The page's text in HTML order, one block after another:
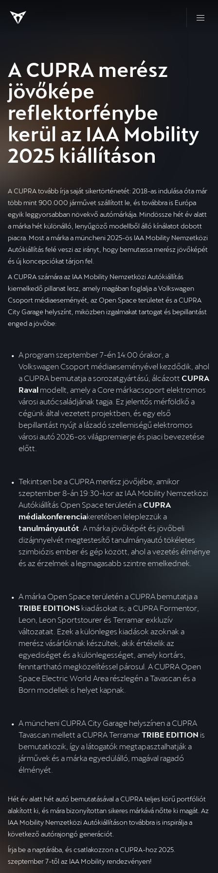
A CUPRA merész
jövőképe
reflektorfénybe
kerül az IAA Mobility
2025 kiállításon
A CUPRA tovább írja saját sikertörténetét: 2018-as indulása óta már
több mint 900.000 járművet szállított le, és továbbra is Európa
egyik leggyorsabban növekvő autómárkája. Mindössze hét év alatt
a márka hét különálló, lenyűgöző modellből álló kínálatot dobott
piacra. Most a márka a müncheni 2025-ös IAA Mobility Nemzetközi
Autókiállítás felé veszi az irányt, hogy bemutassa merész jövőképét
és új koncepciókat tárjon fel.
A CUPRA számára az IAA Mobility Nemzetközi Autókiállítás
kiemelkedő pillanat lesz, amely magában foglalja a Volkswagen
Csoport médiaeseményét, az Open Space területet és a CUPRA
City Garage helyszínt, miközben izgalmakat tartogat és bepillantást
enged a jövőbe:
A program szeptember 7-én 14:00 órakor, a
Volkswagen Csoport médiaeseményével kezdődik, ahol
a CUPRA bemutatja a sorozatgyártású, álcázott CUPRA
Raval modellt, amely a Core márkacsoport elektromos
városi autócsaládjának tagja. Ez jelentős mérföldkő a
cégünk által vezetett projektben, és egy első
bepillantást nyújt a lázadó szellemiségű elektromos
városi autó 2026-os világpremierje és piaci bevezetése
előtt.
Tekintsen be a CUPRA merész jövőjébe, amikor
szeptember 8-án 19:30-kor az IAA Mobility Nemzetközi
Autókiállítás Open Space területén a CUPRA
médiakonferencia
tanulmányautót . A márka jövőképét és jövőbeli
dizájnnyelvét megtestesítő tanulmányautó tökéletes
szimbiózis ember és gép között, ahol a vezetés élménye
és az érzelmek a legmagasabb szintre emelkednek.
TRIBE EDITIONS kiadásokat is; a CUPRA Formentor,
Leon, Leon Sportstourer és Terramar exkluzív
változatait. Ezek a különleges kiadások azoknak a
merész vásárlóknak készültek, akik értékelik az
egyediséget és a különlegességet, amely kortárs,
fenntartható megközelítéssel párosul. A CUPRA Open
Space Electric World Area részlegén a Tavascan és a
Born modellek is helyet kapnak.
A müncheni CUPRA City Garage helyszínen a CUPRA
Tavascan mellett a CUPRA Terramar TRIBE EDITION is
bemutatkozik, így a látogatók megtapasztalhatják a
járművek és a márka egyedülálló, magával ragadó
élményét.
Hét év alatt hét autó bemutatásával a CUPRA teljes körű portfóliót
alakított ki, és mára bizonyítottan sikeres márkává nőtte ki magát. Az
IAA Mobility Nemzetközi Autókiállításon továbbra is inspirálja a
következő autórajongó generációt.
Írja be a naptárába, és csatlakozzon a CUPRA-hoz 2025.
szeptember 7-től az IAA Mobility rendezvényen!